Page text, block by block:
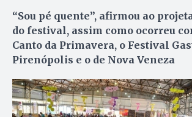
“Sou pé quente”, afirmou ao
do festival, assim como ocorreu
Canto da Primavera, o Festival
Pirenópolis e o de Nova Veneza